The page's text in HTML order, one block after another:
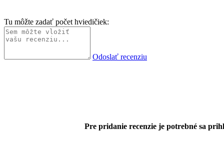
Tu môžte zadať počet hviedičiek:
Odoslať recenziu
Pre pridanie recenzie je potrebné sa